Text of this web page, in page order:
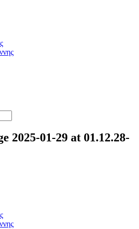
2025-01-29 at 01.12.28-